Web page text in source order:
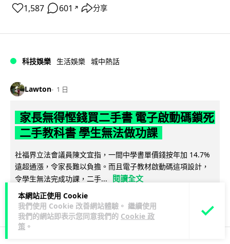
本網站正使用 Cookie
我們使用 Cookie 改善網站體驗。 繼續使用
我們的網站即表示您同意我們的 Cookie 政
策 。
1,587 601 ↗ 分享
科技娛樂 生活娛樂 城中熱話
Lawton 1 日
家長無得慳錢買二手書 電子啟動碼鎖死
二手教科書 學生無法做功課
社福界立法會議員陳文宜指，一間中學書單價錢按年加 14.7%
遠超通漲，令家長難以負擔。而且電子教材啟動碼這項設計，
令學生無法完成功課，二手...
閱讀全文
975 378 分享